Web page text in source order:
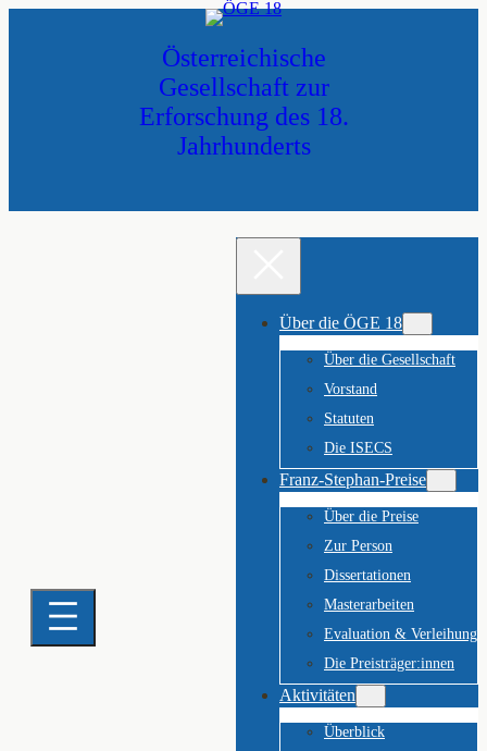
Österreichische
Gesellschaft zur
Erforschung des 18.
Jahrhunderts
Über die ÖGE 18
Über die Gesellschaft
Vorstand
Statuten
Die ISECS
Franz-Stephan-Preise
Über die Preise
Zur Person
Dissertationen
Masterarbeiten
Evaluation & Verleihung
Die Preisträger:innen
Aktivitäten
Überblick